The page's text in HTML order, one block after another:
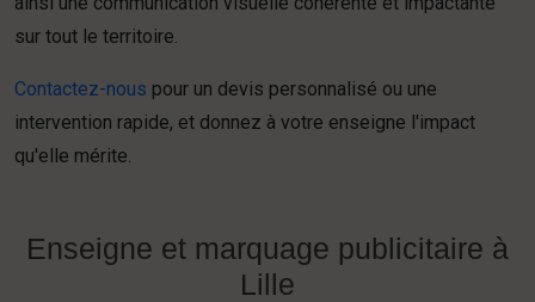
sur tout le territoire.
Contactez-nous pour un devis personnalisé ou une
intervention rapide, et donnez à votre enseigne l'impact
qu'elle mérite.
Enseigne et marquage publicitaire à
Lille